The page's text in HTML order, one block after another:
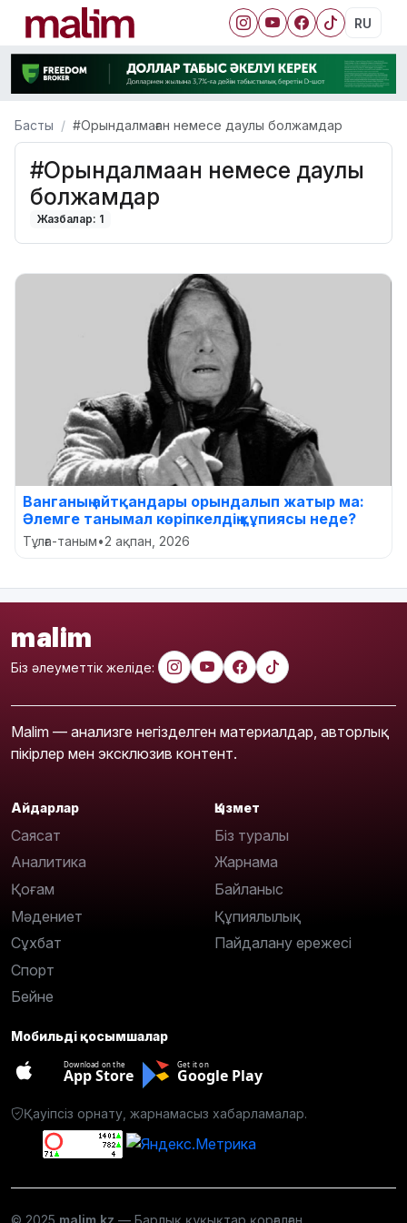
RU
Басты #Орындалмаған немесе даулы болжамдар
#Орындалмаған немесе даулы
болжамдар
Жазбалар: 1
Ванганың айтқандары орындалып жатыр ма:
Әлемге танымал көріпкелдің құпиясы неде?
Тұлға-таным•2 ақпан, 2026
malim
Біз әлеуметтік желіде:
Malim — анализге негізделген материалдар, авторлық
пікірлер мен эксклюзив контент.
Айдарлар
Саясат
Аналитика
Қоғам
Мәдениет
Сұхбат
Спорт
Бейне
Қызмет
Біз туралы
Жарнама
Байланыс
Құпиялылық
Пайдалану ережесі
Мобильді қосымшалар
Download on the
App Store
Get it on
Google Play
Қауіпсіз орнату, жарнамасыз хабарламалар.
© 2025 malim.kz — Барлық құқықтар қорғалған.